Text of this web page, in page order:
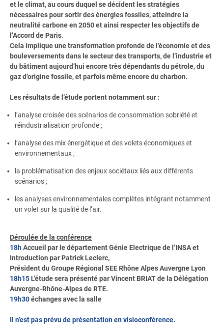
et le climat, au cours duquel se décident les stratégies
nécessaires pour sortir des énergies fossiles, atteindre la
neutralité carbone en 2050 et ainsi respecter les objectifs de
l’Accord de Paris.
Cela implique une transformation profonde de l’économie et des
bouleversements dans le secteur des transports, de l’industrie et
du bâtiment aujourd’hui encore très dépendants du pétrole, du
gaz d’origine fossile, et parfois même encore du charbon.
Les résultats de l’étude portent notamment sur :
l’analyse croisée des scénarios de consommation sobriété et
réindustrialisation profonde ;
l’analyse des mix énergétique et des volets économiques et
environnementaux ;
la problématisation des enjeux sociétaux liés aux différents
scénarios ;
les analyses environnementales complètes intégrant notamment
un volet sur la qualité de l’air.
Déroulée de la conférence
18hAccueil par le département Génie Electrique de l’INSA et
Introduction par Patrick Leclerc,
Président du Groupe Régional SEE Rhône Alpes Auvergne Lyon
18h15 L’étude sera présenté par Vincent BRIAT de la Délégation
Auvergne-Rhône-Alpes de RTE.
19h30échanges avec la salle
Il n’est pas prévu de présentation en visioconférence.